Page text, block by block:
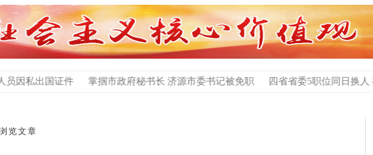
掌掴市政府秘书长 济源市委书记被免职 四省省委5职位同日换人 福建海南书记履新
览文章